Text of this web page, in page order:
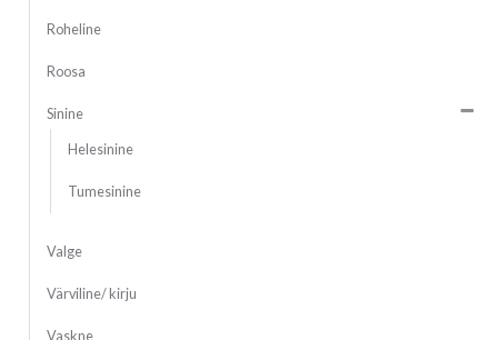
Roheline
Roosa
Sinine
Helesinine
Tumesinine
Valge
Värviline/ kirju
Vaskne